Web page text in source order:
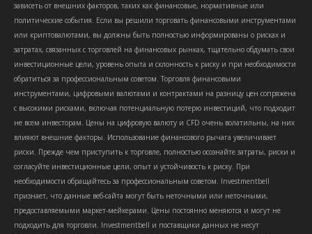
зависеть от внешних факторов, таких как финансовые, нормативные или
политические события. Если вы решили торговать финансовыми инструментами
или криптовалютами, вы должны быть полностью информированы о рисках и
затратах, связанных с торговлей на финансовых рынках, тщательно обдумать свои
инвестиционные цели, уровень опыта и склонность к риску и при необходимости
обратиться за профессиональным советом. Торговля финансовыми
инструментами, цифровыми валютами и контрактами на разницу цен сопряжена
с высокими рисками, включая потенциальную потерю инвестиций, что подходит
не всем инвесторам. Цены на цифровую валюту и CFD очень волатильны, на них
влияют внешние факторы. Использование финансового рычага увеличивает
риски. Прежде чем приступить к торговле, полностью осознайте затраты, риски и
согласуйте инвестиционные цели, опыт и устойчивость к риску. При
необходимости обращайтесь за профессиональным советом. Investmentbell
признает, что данные веб-сайта могут быть неточными или неточными,
предоставляемыми маркет-мейкерами. Цены постоянно меняются и могут не
подходить для торговли. Investmentbell и поставщики данных не несут